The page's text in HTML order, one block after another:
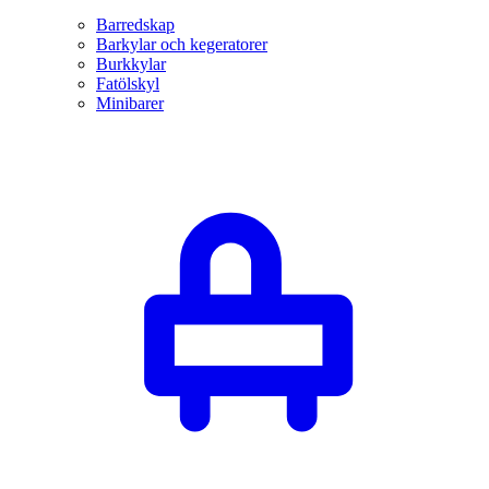
Barredskap
Barkylar och kegeratorer
Burkkylar
Fatölskyl
Minibarer